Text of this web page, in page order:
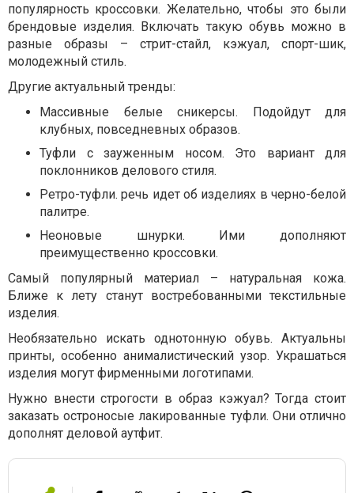
популярность кроссовки. Желательно, чтобы это были
брендовые изделия. Включать такую обувь можно в
разные образы – стрит-стайл, кэжуал, спорт-шик,
молодежный стиль.
Другие актуальный тренды:
Массивные белые сникерсы. Подойдут для
клубных, повседневных образов.
Туфли с зауженным носом. Это вариант для
поклонников делового стиля.
Ретро-туфли. речь идет об изделиях в черно-белой
палитре.
Неоновые шнурки. Ими дополняют
преимущественно кроссовки.
Самый популярный материал – натуральная кожа.
Ближе к лету станут востребованными текстильные
изделия.
Необязательно искать однотонную обувь. Актуальны
принты, особенно анималистический узор. Украшаться
изделия могут фирменными логотипами.
Нужно внести строгости в образ кэжуал? Тогда стоит
заказать остроносые лакированные туфли. Они отлично
дополнят деловой аутфит.